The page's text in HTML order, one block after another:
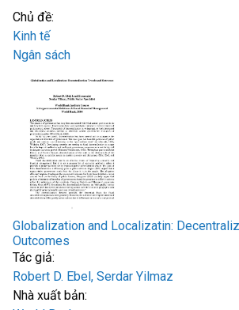
Chủ đề:
Kinh tế
Ngân sách
Globalization and Localizatin:
Outcomes
Tác giả:
Robert D. Ebel, Serdar Yilmaz
Nhà xuất bản: